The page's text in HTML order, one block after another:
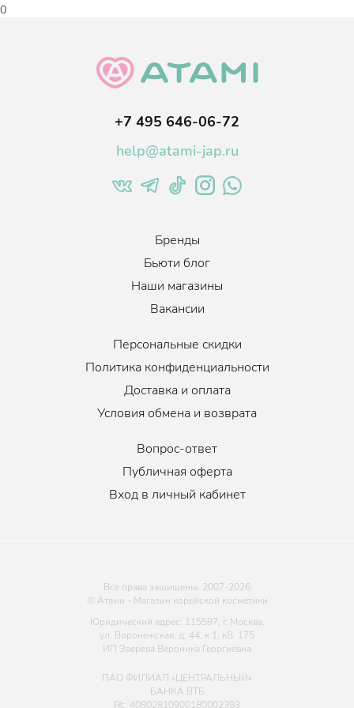
0
+7 495 646-06-72
help@atami-jap.ru
Бренды
Бьюти блог
Наши магазины
Вакансии
Персональные скидки
Политика конфиденциальности
Доставка и оплата
Условия обмена и возврата
Вопрос-ответ
Публичная оферта
Вход в личный кабинет
Все права защищены. 2007-2026
© Атами - Магазин корейской косметики
Юридический адрес: 115597, г. Москва,
ул. Воронежская, д. 44, к 1, кВ. 175
ИП Зверева Вероника Георгиевна
ПАО ФИЛИАЛ «ЦЕНТРАЛЬНЫЙ»
БАНКА ВТБ
Р/с: 40802810900180002393